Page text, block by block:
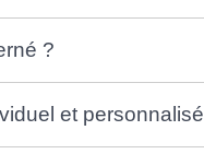
?
et personnalisé